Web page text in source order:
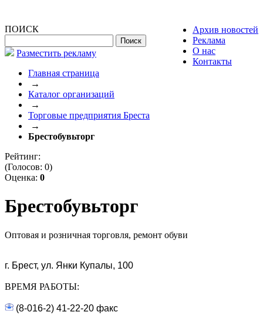
Архив новостей
Реклама
О нас
Контакты
ПОИСК
Разместить рекламу
Главная страница
→
Каталог организаций
→
Торговые предприятия Бреста
→
Брестобувьторг
Рейтинг:
(Голосов: 0)
Оценка: 0
Брестобувьторг
Оптовая и розничная торговля, ремонт обуви
г. Брест, ул. Янки Купалы, 100
ВРЕМЯ РАБОТЫ:
(8-016-2) 41-22-20 факс